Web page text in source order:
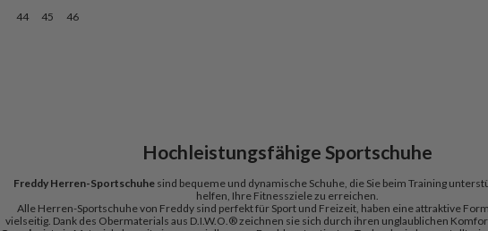
44
45 46
Hochleistungsfähige Sportschuhe
Freddy Herren-Sportschuhesind bequeme und dynamische Schuhe, die Sie beim Training
helfen, Ihre Fitnessziele zu erreichen.
Alle Herren-Sportschuhe von Freddy sind perfekt für Sport und Freizeit, haben eine attraktive
vielseitig. Dank des Obermaterials aus D.I.W.O.® zeichnen sie sich durch ihren unglaublichen